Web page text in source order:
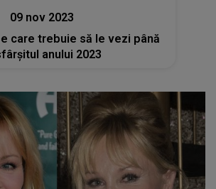
09 nov 2023
care trebuie să le vezi până
anului 2023